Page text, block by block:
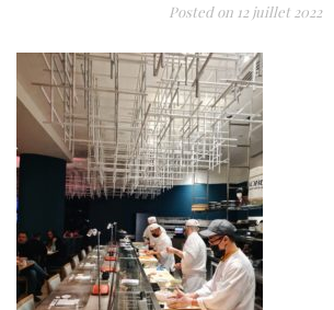
Posted on 12 juillet 2022